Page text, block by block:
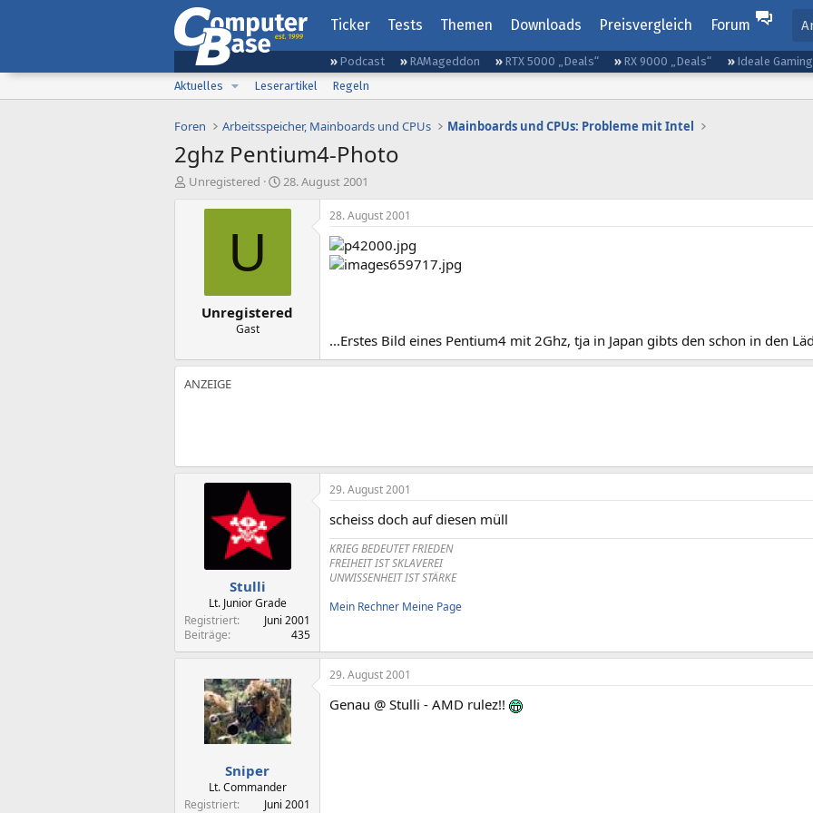
Ticker Tests Themen Downloads Preisvergleich Forum
Podcast RAMageddon RTX 5000 „Deals“ RX 9000 „Deals“ Ideale
Aktuelles
Leserartikel Regeln
Foren Arbeitsspeicher, Mainboards und CPUs Mainboards und CPUs: Probleme mit Intel
2ghz Pentium4-Photo
EUnregistered
E
s
t
a
28. August 2001
U
Unregistered
Gast
28. August 2001
...Erstes Bild eines Pentium4 mit 2Ghz, tja in Japan gibts den schon in den
Stulli
Lt. Junior Grade
Registriert
Juni 2001
Beiträge
435
29. August 2001
scheiss doch auf diesen müll
KRIEG BEDEUTET FRIEDEN
FREIHEIT IST SKLAVEREI
UNWISSENHEIT IST STÄRKE
Mein Rechner Meine Page
Sniper
Lt. Commander
Registriert
Juni 2001
29. August 2001
Genau @ Stulli - AMD rulez!!